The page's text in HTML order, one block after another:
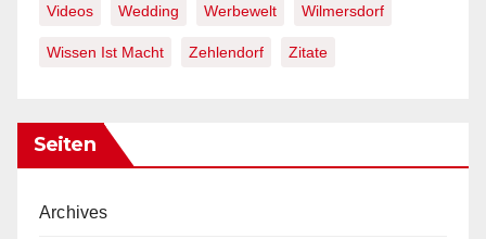
Videos Wedding Werbewelt Wilmersdorf
Wissen Ist Macht Zehlendorf Zitate
Seiten
Archives